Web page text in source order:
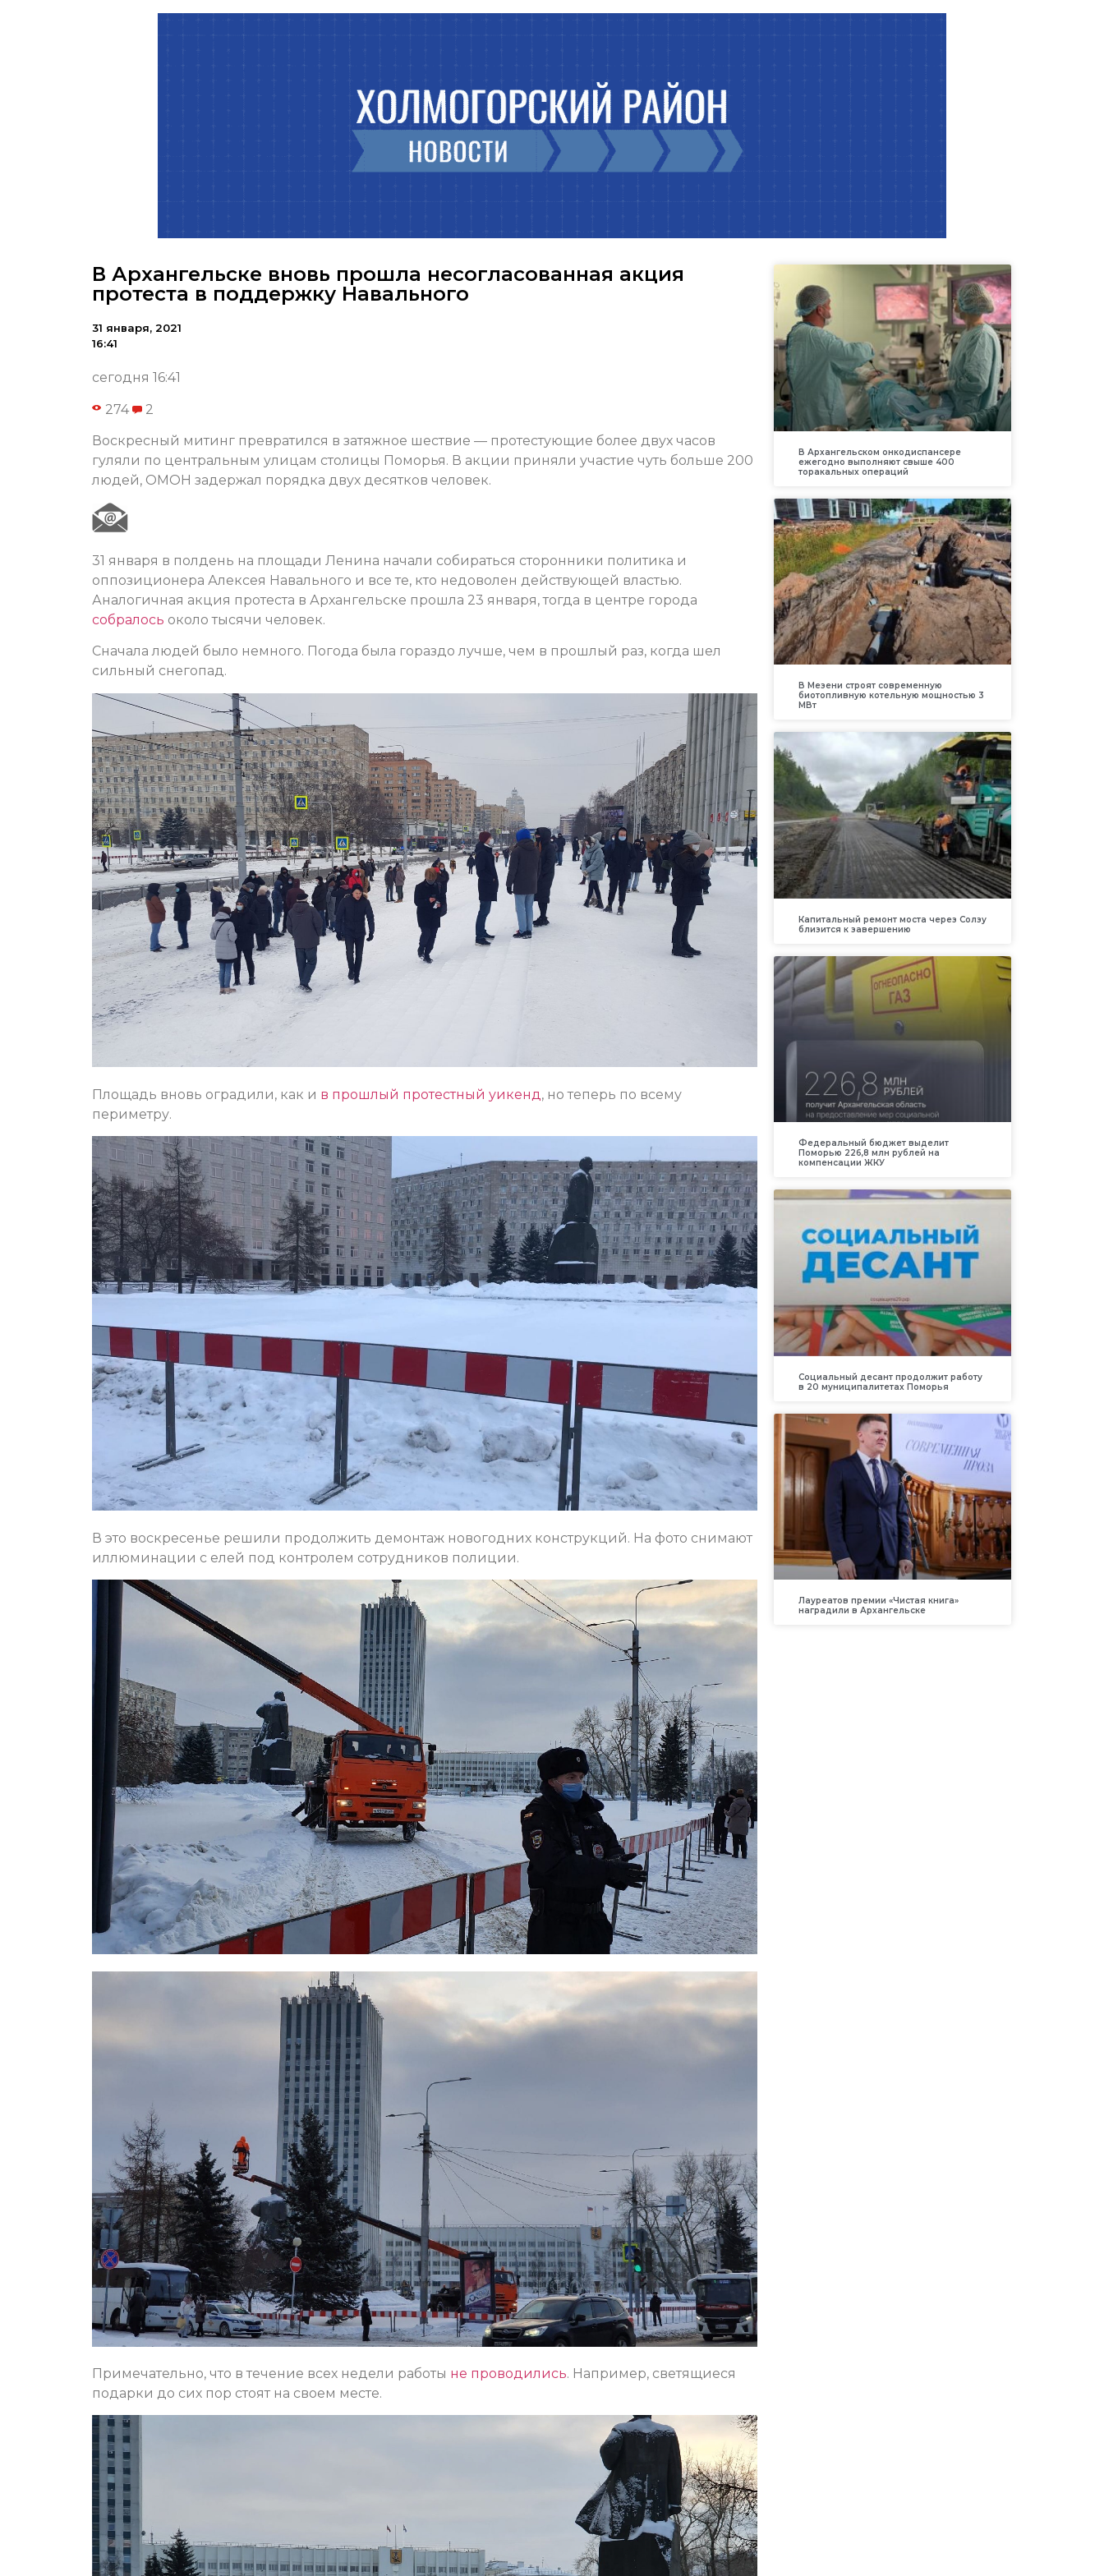
В Архангельске вновь прошла несогласованная акция
протеста в поддержку Навального
31 января, 2021
16:41
сегодня 16:41
274 2
Воскресный митинг превратился в затяжное шествие — протестующие более двух часов
гуляли по центральным улицам столицы Поморья. В акции приняли участие чуть больше 200
людей, ОМОН задержал порядка двух десятков человек.
31 января в полдень на площади Ленина начали собираться сторонники политика и
оппозиционера Алексея Навального и все те, кто недоволен действующей властью.
Аналогичная акция протеста в Архангельске прошла 23 января, тогда в центре города
собралось около тысячи человек.
Сначала людей было немного. Погода была гораздо лучше, чем в прошлый раз, когда шел
сильный снегопад.
Площадь вновь оградили, как и в прошлый протестный уикенд , но теперь по всему
периметру.
В это воскресенье решили продолжить демонтаж новогодних конструкций. На фото снимают
иллюминации с елей под контролем сотрудников полиции.
Примечательно, что в течение всех недели работы не проводились. Например, светящиеся
подарки до сих пор стоят на своем месте.
В Архангельском онкодиспансере
ежегодно выполняют свыше 400
торакальных операций
В Мезени строят современную
биотопливную котельную мощностью 3
МВт
Капитальный ремонт моста через Солзу
близится к завершению
Федеральный бюджет выделит
Поморью 226,8 млн рублей на
компенсации ЖКУ
Социальный десант продолжит работу
в 20 муниципалитетах Поморья
Лауреатов премии «Чистая книга»
наградили в Архангельске